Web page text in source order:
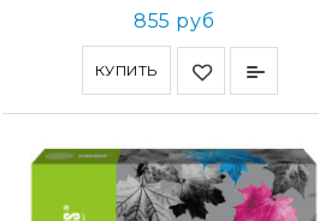
КУПИТЬ
855 руб